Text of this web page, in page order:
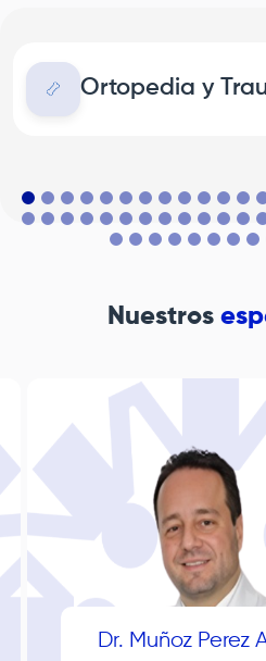
Ortopedia y
Nuestros
Dr. Muñoz Perez